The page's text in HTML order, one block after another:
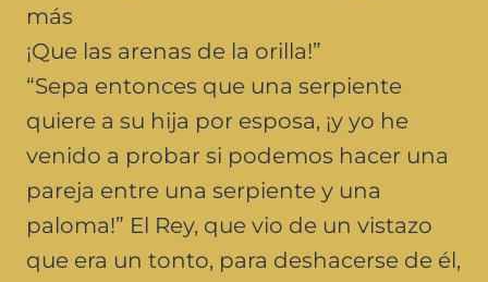
más
¡Que las arenas de la orilla!”
“Sepa entonces que una serpiente
quiere a su hija por esposa, ¡y yo he
venido a probar si podemos hacer una
pareja entre una serpiente y una
paloma!” El Rey, que vio de un vistazo
que era un tonto, para deshacerse de él,